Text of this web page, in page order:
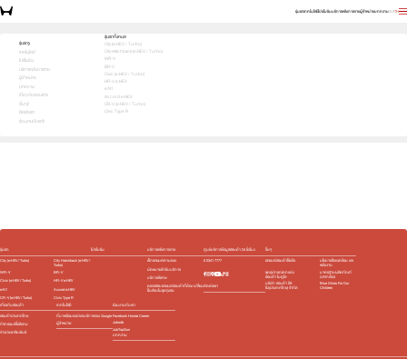
รุ่นรถเทคโนโลยีโปรโมชันบริการหลังการขายผู้จำหน่ายบทความENTH
รุ่นรถ
เทคโนโลยี
โปรโมชัน
บริการหลังการขาย
ผู้จำหน่าย
บทความ
เกี่ยวกับฮอนด้า
อื่นๆ
ติดต่อเรา
ร่วมงานกับเรา
รุ่นรถทั้งหมด
City (e:HEV / Turbo)
City Hatchback (e:HEV / Turbo)
WR-V
BR-V
Civic (e:HEV / Turbo)
HR-V e:HEV
e:N1
Accord e:HEV
CR-V (e:HEV / Turbo)
Civic Type R
เลือกคันที่ใช่ แล้วพบข้อเสนอที่ตรงใจ
3 เลือกคันที่ใช่
รุ่นรถ
City (e:HEV / Turbo)
City Hatchback (e:HEV /
Turbo)
WR-V
BR-V
Civic (e:HEV / Turbo)
HR-V e:HEV
e:N1
Accord e:HEV
CR-V (e:HEV / Turbo)
Civic Type R
โปรโมชัน
บริการหลังการขาย
เช็กรถยนต์ตามระยะ
นัดหมายเข้ารับบริการ
บริการพิเศษ
ตรวจสอบรถยนต์ฮอนด้าที่ต้อง เปลี่ยน
ชิ้นส่วนในชุดถุงลม
ศูนย์บริการข้อมูลฮอนด้า 24 ชั่วโมง
0 2341 7777
ติดต่อเรา
อื่นๆ
รถยนต์ฮอนด้าใช้แล้ว
นโยบายสิ่งแวดล้อม และ
พลังงาน
ชุดอุปกรณ์ตกแต่ง​
ฮอนด้า โมดูโล
มาตรฐานผลิตภัณฑ์
ฉลากเขียว
บริษัท ฮอนด้า ลีส
ซิ่ง(ประเทศไทย) จำกัด
Blue Skies For Our
Children
เกี่ยวกับฮอนด้า
ฮอนด้าประเทศไทย
กิจกรรมเพื่อสังคม
ข่าวประชาสัมพันธ์
เทคโนโลยี
ที่มาพร้อมแอปและบริการของ Google
ผู้จำหน่าย
ร่วมงานกับเรา
Facebook Honda Career
Jobsdb
JobTopGun
บทความ